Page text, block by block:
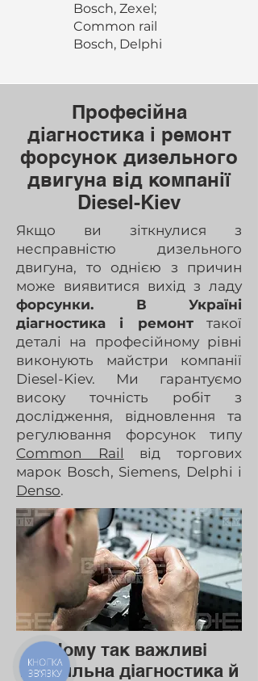
Bosch, Zexel;
Common rail
Bosch, Delphi
Професійна
діагностика і ремонт
форсунок дизельного
двигуна від компанії
Diesel-Kiev
Якщо ви зіткнулися з
несправністю дизельного
двигуна, то однією з причин
може виявитися вихід з ладу
форсунки. В Україні
діагностика і ремонттакої
деталі на професійному рівні
виконують майстри компанії
Diesel-Kiev. Ми гарантуємо
високу точність робіт з
дослідження, відновлення та
регулювання форсунок типу
Common Rail від торгових
марок Bosch, Siemens, Delphi і
Denso.
Чому так важливі
правильна діагностика й
КНОПКА
ЗВ'ЯЗКУ